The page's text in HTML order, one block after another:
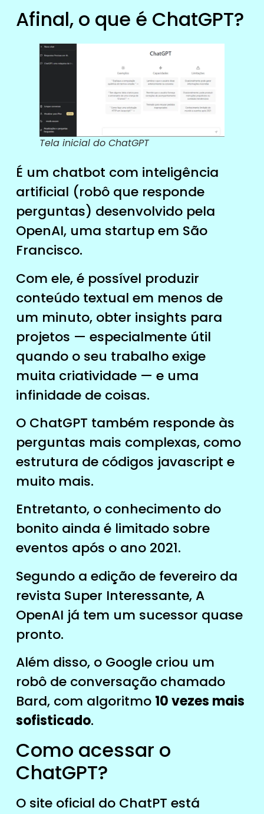
Afinal, o que é ChatGPT?
Tela inicial do ChatGPT
É um chatbot com inteligência
artificial (robô que responde
perguntas) desenvolvido pela
OpenAI, uma startup em São
Francisco.
Com ele, é possível produzir
conteúdo textual em menos de
um minuto, obter insights para
projetos — especialmente útil
quando o seu trabalho exige
muita criatividade — e uma
infinidade de coisas.
O ChatGPT também responde às
perguntas mais complexas, como
estrutura de códigos javascript e
muito mais.
Entretanto, o conhecimento do
bonito ainda é limitado sobre
eventos após o ano 2021.
Segundo a edição de fevereiro da
revista Super Interessante, A
OpenAI já tem um sucessor quase
pronto.
Além disso, o Google criou um
robô de conversação chamado
Bard, com algoritmo 10 vezes mais
sofisticado.
Como acessar o
ChatGPT?
O site oficial do ChatPT está